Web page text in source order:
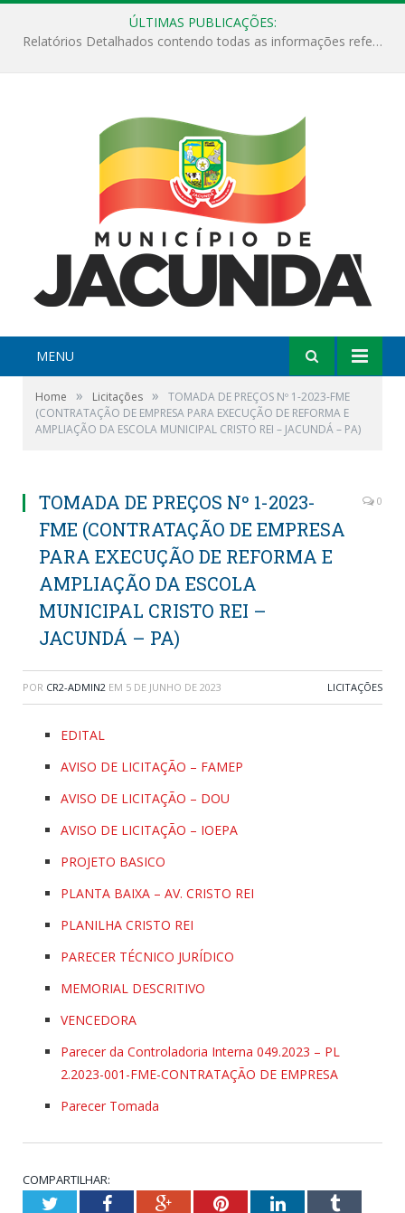
ÚLTIMAS PUBLICAÇÕES:
ESF Alto Paraíso é reinaugurada e passa a funcionar em horário estendido
MENU
Home » Licitações »
TOMADA DE PREÇOS Nº 1-2023-FME
(CONTRATAÇÃO DE EMPRESA PARA EXECUÇÃO DE REFORMA E
AMPLIAÇÃO DA ESCOLA MUNICIPAL CRISTO REI – JACUNDÁ – PA)
TOMADA DE PREÇOS Nº 1-2023-
FME (CONTRATAÇÃO DE EMPRESA
PARA EXECUÇÃO DE REFORMA E
AMPLIAÇÃO DA ESCOLA
MUNICIPAL CRISTO REI –
JACUNDÁ – PA)
0
POR CR2-ADMIN2 EM 5 DE JUNHO DE 2023 LICITAÇÕES
EDITAL
AVISO DE LICITAÇÃO – FAMEP
AVISO DE LICITAÇÃO – DOU
AVISO DE LICITAÇÃO – IOEPA
PROJETO BASICO
PLANTA BAIXA – AV. CRISTO REI
PLANILHA CRISTO REI
PARECER TÉCNICO JURÍDICO
MEMORIAL DESCRITIVO
VENCEDORA
Parecer da Controladoria Interna 049.2023 – PL
2.2023-001-FME-CONTRATAÇÃO DE EMPRESA
Parecer Tomada
COMPARTILHAR:
TwitterFacebookGoogle+PinterestLinkedInTumblr